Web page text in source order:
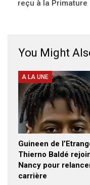
reçu à la Primature
You Might
A LA UNE
Guineen de
Thierno Baldé
Nancy pour
carrière